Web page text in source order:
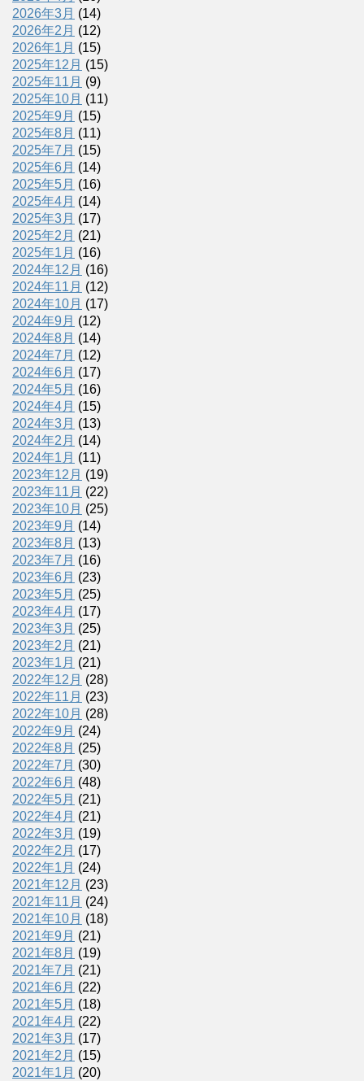
2026年3月 (14)
2026年2月 (12)
2026年1月 (15)
2025年12月 (15)
2025年11月 (9)
2025年10月 (11)
2025年9月 (15)
2025年8月 (11)
2025年7月 (15)
2025年6月 (14)
2025年5月 (16)
2025年4月 (14)
2025年3月 (17)
2025年2月 (21)
2025年1月 (16)
2024年12月 (16)
2024年11月 (12)
2024年10月 (17)
2024年9月 (12)
2024年8月 (14)
2024年7月 (12)
2024年6月 (17)
2024年5月 (16)
2024年4月 (15)
2024年3月 (13)
2024年2月 (14)
2024年1月 (11)
2023年12月 (19)
2023年11月 (22)
2023年10月 (25)
2023年9月 (14)
2023年8月 (13)
2023年7月 (16)
2023年6月 (23)
2023年5月 (25)
2023年4月 (17)
2023年3月 (25)
2023年2月 (21)
2023年1月 (21)
2022年12月 (28)
2022年11月 (23)
2022年10月 (28)
2022年9月 (24)
2022年8月 (25)
2022年7月 (30)
2022年6月 (48)
2022年5月 (21)
2022年4月 (21)
2022年3月 (19)
2022年2月 (17)
2022年1月 (24)
2021年12月 (23)
2021年11月 (24)
2021年10月 (18)
2021年9月 (21)
2021年8月 (19)
2021年7月 (21)
2021年6月 (22)
2021年5月 (18)
2021年4月 (22)
2021年3月 (17)
2021年2月 (15)
2021年1月 (20)